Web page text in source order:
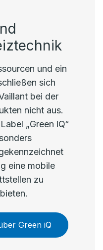
und ein
sich
bei der
nicht aus.
„Green iQ“
eine mobile
zu
Green iQ